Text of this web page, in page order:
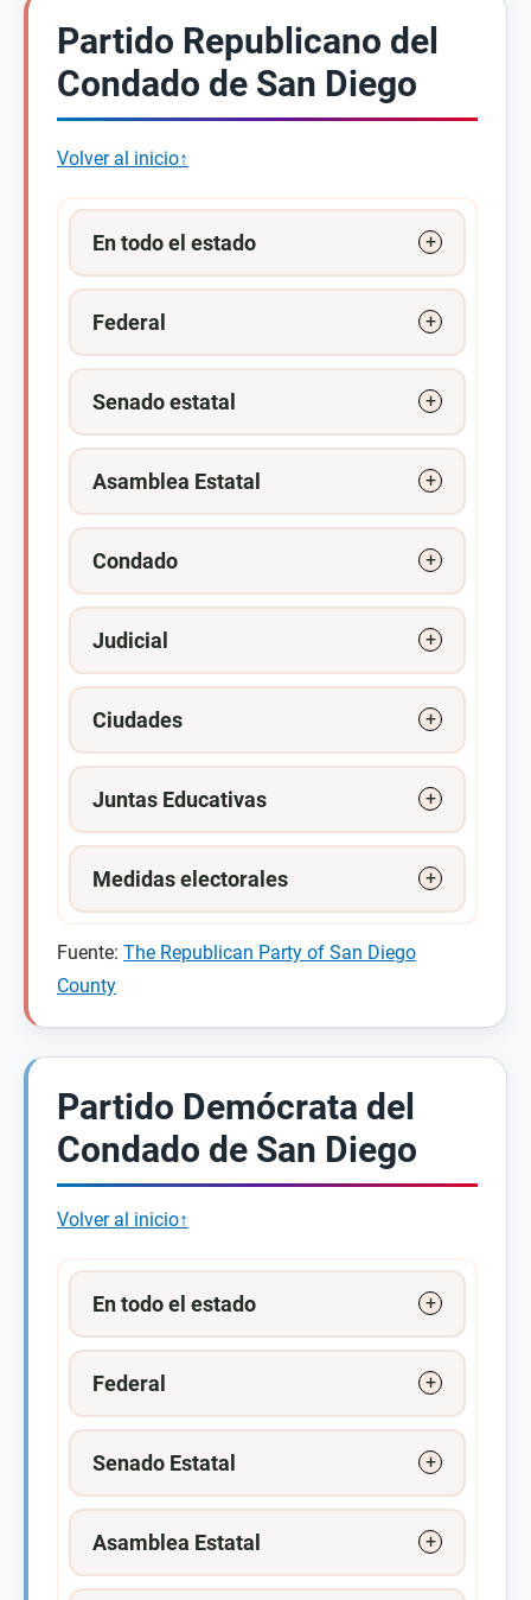
Partido Republicano del
Condado de San Diego
Volver al inicio↑
En todo el estado
Federal
Senado estatal
Asamblea Estatal
Condado
Judicial
Ciudades
Juntas Educativas
Medidas electorales
Fuente: The Republican Party of San Diego
County
Partido Demócrata del
Condado de San Diego
Volver al inicio↑
En todo el estado
Federal
Senado Estatal
Asamblea Estatal